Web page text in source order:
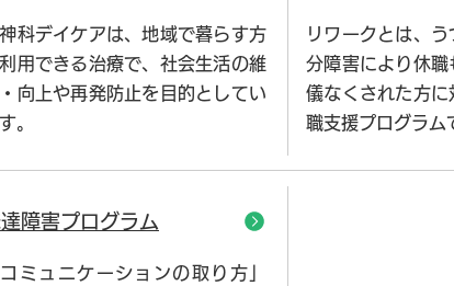
科デイケアは、地域で暮らす方
用できる治療で、社会生活の維
向上や再発防止を目的としてい
。
リワークとは、
分障害により休
儀なくされた方に
職支援プログラム
障害プログラム
コミュニケーションの取り方」